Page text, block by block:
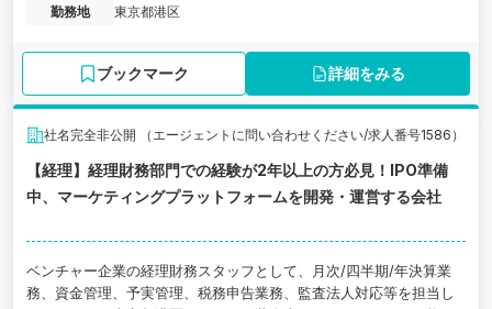
勤務地
東京都港区
ブックマーク 詳細をみる
社名完全非公開 （エージェントに問い合わせください/求人番号1586）
【経理】経理財務部門での経験が2年以上の方必見！IPO準備
中、マーケティングプラットフォームを開発・運営する会社
ベンチャー企業の経理財務スタッフとして、月次/四半期/年決算業
務、資金管理、予実管理、税務申告業務、監査法人対応等を担当し